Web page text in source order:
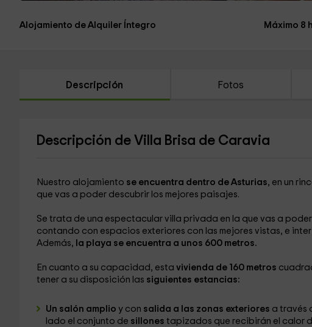
Alojamiento de Alquiler Íntegro Máximo 8
Descripción Fotos
Descripción de Villa Brisa de Caravia
Nuestro alojamiento se encuentra dentro de Asturias, en un
que vas a poder descubrir los mejores paisajes.
Se trata de una espectacular villa privada en la que vas a poder
contando con espacios exteriores con las mejores vistas, e
Además, la playa se encuentra a unos 600 metros.
En cuanto a su capacidad, esta vivienda de 160 metros
tener a su disposición las siguientes estancias:
Un salón amplio y con salida a las zonas exteriores a través
lado el conjunto de sillones tapizados que recibirán el calor